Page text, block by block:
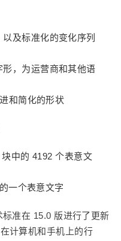
及标准化的变化序列
，为运营商和其他语
和简化的形状
中的 4192 个表意文
一个表意文字
准在 15.0 版进行了更新
计算机和手机上的行